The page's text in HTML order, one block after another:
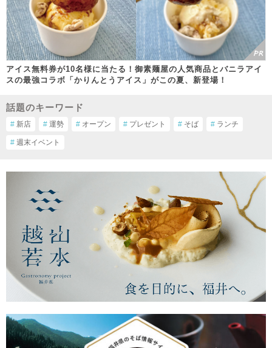
アイス無料券が10名様に当たる！御素麺屋の人気商品とバニラアイ
スの最強コラボ「かりんとうアイス」がこの夏、新登場！
話題のキーワード
# 新店 # 運勢 # オープン # プレゼント # そば # ランチ
# 週末イベント